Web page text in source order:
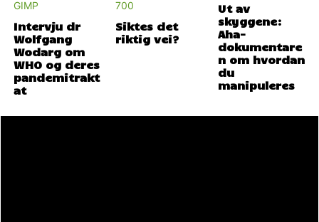
Intervju dr
Wolfgang
Wodarg om
WHO og deres
pandemitrakt
at
Siktes det
riktig vei?
Ut av
skyggene:
Aha-
dokumentare
n om hvordan
du
manipuleres